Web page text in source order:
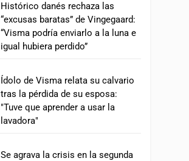
Histórico danés rechaza las
“excusas baratas” de Vingegaard:
“Visma podría enviarlo a la luna e
igual hubiera perdido”
Ídolo de Visma relata su calvario
tras la pérdida de su esposa:
"Tuve que aprender a usar la
lavadora"
Se agrava la crisis en la segunda